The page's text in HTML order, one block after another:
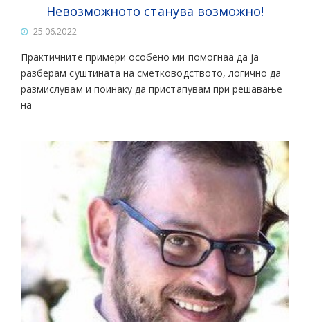
Невозможното станува возможно!
25.06.2022
Практичните примери особено ми помогнаа да ја
разберам суштината на сметководството, логично да
размислувам и поинаку да пристапувам при решавање
на